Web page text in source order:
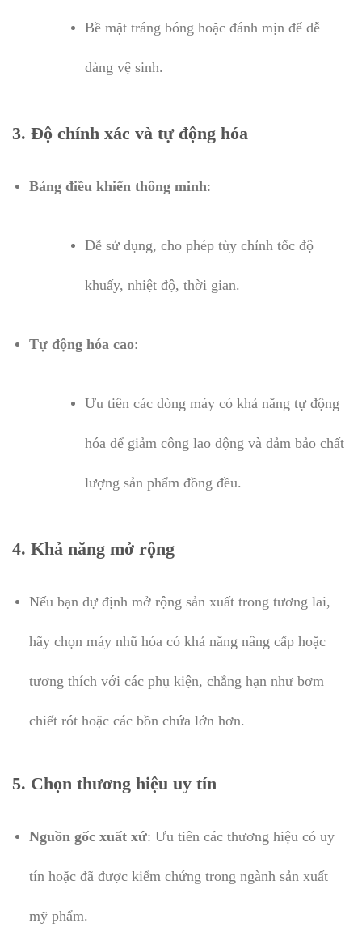
Bề mặt tráng bóng hoặc đánh mịn để dễ
dàng vệ sinh.
3. Độ chính xác và tự động hóa
Bảng điều khiển thông minh:
Dễ sử dụng, cho phép tùy chỉnh tốc độ
khuấy, nhiệt độ, thời gian.
Tự động hóa cao:
Ưu tiên các dòng máy có khả năng tự động
hóa để giảm công lao động và đảm bảo chất
lượng sản phẩm đồng đều.
4. Khả năng mở rộng
Nếu bạn dự định mở rộng sản xuất trong tương lai,
hãy chọn máy nhũ hóa có khả năng nâng cấp hoặc
tương thích với các phụ kiện, chẳng hạn như bơm
chiết rót hoặc các bồn chứa lớn hơn.
5. Chọn thương hiệu uy tín
Nguồn gốc xuất xứ: Ưu tiên các thương hiệu có uy
tín hoặc đã được kiểm chứng trong ngành sản xuất
mỹ phẩm.